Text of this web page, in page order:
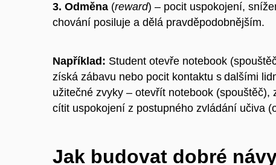
3. Odměna (reward) – pocit uspokojení,
chování posiluje a dělá pravděpodobnějším.
Například: Student otevře notebook
získá zábavu nebo pocit kontaktu s dalšími
užitečné zvyky – otevřít notebook
cítit uspokojení z postupného zvládání učiva
Jak budovat dobré